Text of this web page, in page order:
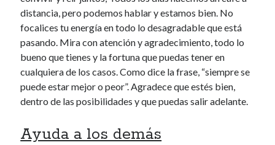
distancia, pero podemos hablar y estamos bien. No
focalices tu energía en todo lo desagradable que está
pasando. Mira con atención y agradecimiento, todo lo
bueno que tienes y la fortuna que puedas tener en
cualquiera de los casos. Como dice la frase, “siempre se
puede estar mejor o peor”. Agradece que estés bien,
dentro de las posibilidades y que puedas salir adelante.
Ayuda a los demás